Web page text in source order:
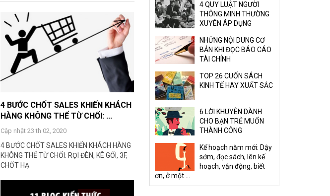
4 BƯỚC CHỐT SALES KHIẾN KHÁCH
HÀNG KHÔNG THỂ TỪ CHỐI: ...
Cập nhật 23 th 02, 2020
4 BƯỚC CHỐT SALES KHIẾN KHÁCH HÀNG
KHÔNG THỂ TỪ CHỐI: RỌI ĐÈN, KÊ GỐI, 3F,
CHỐT HẠ
4 QUY LUẬT NGƯỜI
THÔNG MINH THƯỜNG
XUYÊN ÁP DỤNG
NHỮNG NỘI DUNG CƠ
BẢN KHI ĐỌC BÁO CÁO
TÀI CHÍNH
TOP 26 CUỐN SÁCH
KINH TẾ HAY XUẤT SẮC
6 LỜI KHUYÊN DÀNH
CHO BẠN TRẺ MUỐN
THÀNH CÔNG
Kế hoạch năm mới: Dậy
sớm, đọc sách, lên kế
hoạch, vận động, biết
ơn, ở một ...